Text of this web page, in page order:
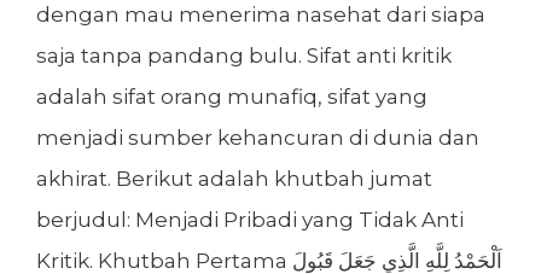
dengan mau menerima nasehat dari siapa
saja tanpa pandang bulu. Sifat anti kritik
adalah sifat orang munafiq, sifat yang
menjadi sumber kehancuran di dunia dan
akhirat. Berikut adalah khutbah jumat
berjudul: Menjadi Pribadi yang Tidak Anti
Kritik. Khutbah Pertama اَلْحَمْدُ لِلَّهِ الَّذِي جَعَلَ قَبُولَ